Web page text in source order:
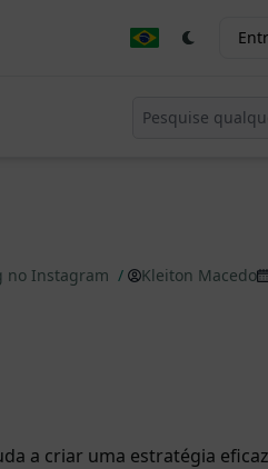
no Instagram / Kleiton Macedo
a criar uma estratégia